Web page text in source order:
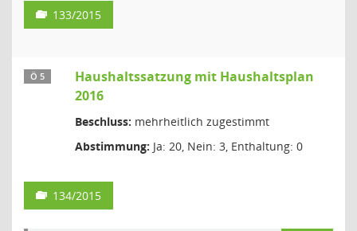
133/2015
Ö 5
Haushaltssatzung mit Haushaltsplan
2016
Beschluss: mehrheitlich zugestimmt
Abstimmung: Ja: 20, Nein: 3, Enthaltung: 0
134/2015